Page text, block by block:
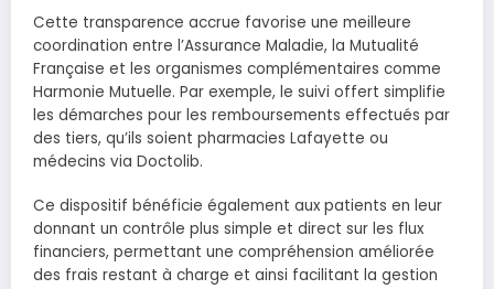
Cette transparence accrue favorise une meilleure
coordination entre l’Assurance Maladie, la Mutualité
Française et les organismes complémentaires comme
Harmonie Mutuelle. Par exemple, le suivi offert simplifie
les démarches pour les remboursements effectués par
des tiers, qu’ils soient pharmacies Lafayette ou
médecins via Doctolib.
Ce dispositif bénéficie également aux patients en leur
donnant un contrôle plus simple et direct sur les flux
financiers, permettant une compréhension améliorée
des frais restant à charge et ainsi facilitant la gestion